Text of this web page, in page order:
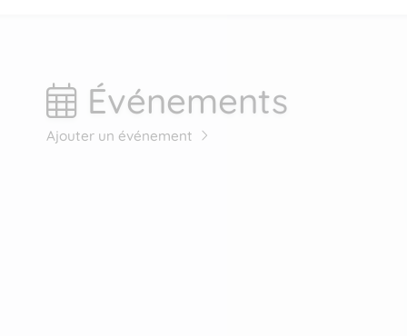
Événements
Ajouter un événement